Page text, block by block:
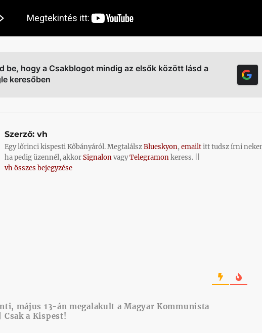
be, hogy a Csakblogot mindig az elsők között lásd a
keresőben
Szerző:vh
Egy lőrinci kispesti Kőbányáról. MegtalálszBlueskyon,emailtitt tudsz írni
ha pedig üzennél, akkorSignalonvagyTelegramonkeress. ||
vh összes bejegyzése
május 13-án megalakult a Magyar Kommunista
Csak a Kispest!